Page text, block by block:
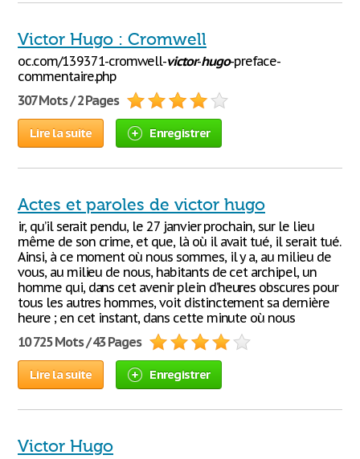
Victor Hugo : Cromwell
oc.com/139371-cromwell-victor-hugo-preface-
commentaire.php
307 Mots / 2 Pages
Lire la suite Enregistrer
Actes et paroles de victor hugo
ir, qu’il serait pendu, le 27 janvier prochain, sur le lieu
même de son crime, et que, là où il avait tué, il serait tué.
Ainsi, à ce moment où nous sommes, il y a, au milieu de
vous, au milieu de nous, habitants de cet archipel, un
homme qui, dans cet avenir plein d’heures obscures pour
tous les autres hommes, voit distinctement sa dernière
heure ; en cet instant, dans cette minute où nous
10 725 Mots / 43 Pages
Lire la suite Enregistrer
Victor Hugo